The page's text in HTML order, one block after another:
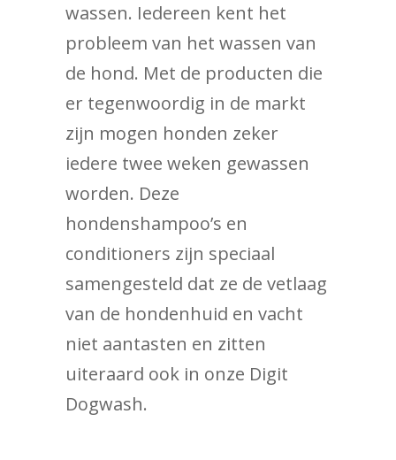
wassen. Iedereen kent het
probleem van het wassen van
de hond. Met de producten die
er tegenwoordig in de markt
zijn mogen honden zeker
iedere twee weken gewassen
worden. Deze
hondenshampoo’s en
conditioners zijn speciaal
samengesteld dat ze de vetlaag
van de hondenhuid en vacht
niet aantasten en zitten
uiteraard ook in onze Digit
Dogwash.